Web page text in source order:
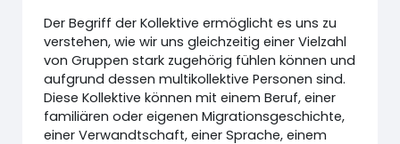
Der Begriff der Kollektive ermöglicht es uns zu
verstehen, wie wir uns gleichzeitig einer Vielzahl
von Gruppen stark zugehörig fühlen können und
aufgrund dessen multikollektive Personen sind.
Diese Kollektive können mit einem Beruf, einer
familiären oder eigenen Migrationsgeschichte,
einer Verwandtschaft, einer Sprache, einem